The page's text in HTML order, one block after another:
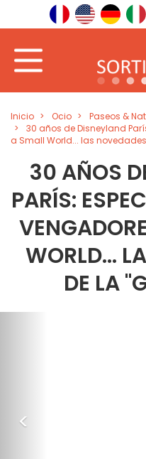
Inicio Ocio
Paseos &
30 años de Disneyland
a Small World... las
30 AÑOS
PARÍS:
WORLD...
DE LA
<